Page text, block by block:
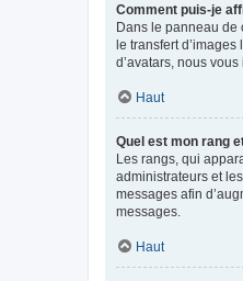
Comment puis-je
Dans le panneau de
le transfert
d’avatars, nous
Haut
Quel est mon rang
Les rangs, qui
administrateurs et
messages afin
messages.
Haut